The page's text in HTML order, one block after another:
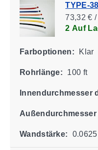
TYPE-
73,32 €
2 Auf
Farboptionen: Klar
Rohrlänge: 100 ft
Innendurchmesser
Wandstärke: